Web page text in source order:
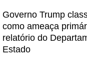
Governo Trump
como ameaça
relatório do
Estado